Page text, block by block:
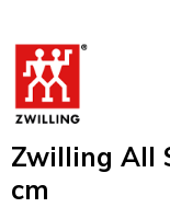
Zwilling All
cm